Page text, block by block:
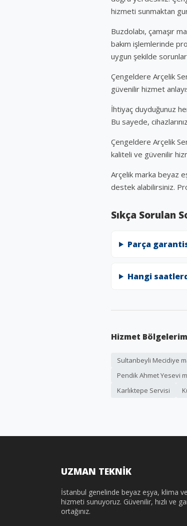
hizmeti sunmaktan
Buzdolabı, çamaşır
bakım işlemlerinde
uygun şekilde
Çengeldere Arçelik
güvenilir hizmet
İhtiyaç duyduğunuz
Bu sayede,
Çengeldere Arçelik
kaliteli ve güvenilir
Arçelik marka beyaz
destek alabilirsiniz.
Sıkça Sorulan
Parça
Hangi
Hizmet
Sultanbeyli Mecidiye
Pendik Ahmet Yesevi
Karlıktepe Servisi
UZMAN TEKNİK
İstanbul genelinde beyaz eşya, klima
hizmeti sunuyoruz. Güvenilir, hızlı ve
ortağınız.